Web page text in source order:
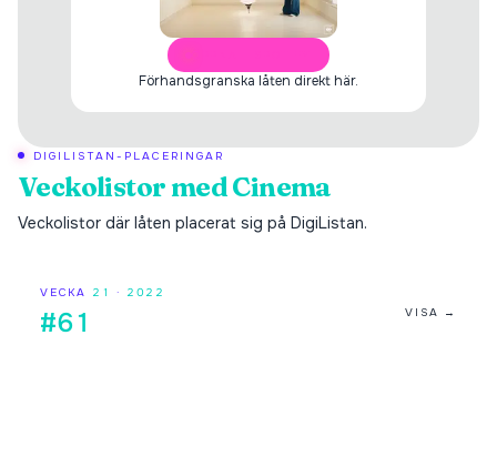
Förhandsgranska låten direkt här.
DIGILISTAN-PLACERINGAR
Veckolistor medCinema
Veckolistor där låten placerat sig på DigiListan.
VECKA 21 · 2022
#61 VISA →